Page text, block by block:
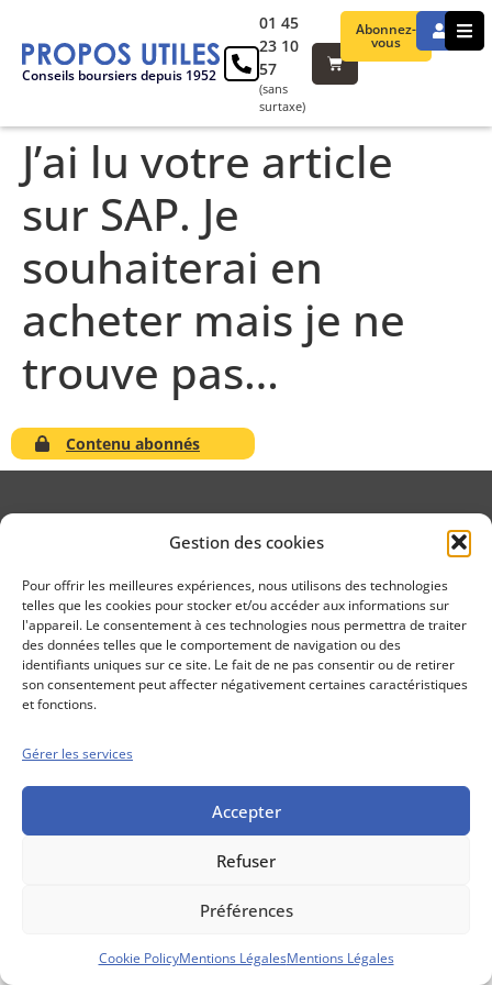
Gestion des cookies
Pour offrir les meilleures expériences, nous utilisons des technologies
telles que les cookies pour stocker et/ou accéder aux informations sur
l'appareil. Le consentement à ces technologies nous permettra de traiter
des données telles que le comportement de navigation ou des
identifiants uniques sur ce site. Le fait de ne pas consentir ou de retirer
son consentement peut affecter négativement certaines caractéristiques
et fonctions.
Gérer les services
Accepter
Refuser
Préférences
Cookie PolicyMentions LégalesMentions Légales
Conseils boursiers depuis 1952
Abonnez-
vous
01 45
23 10
57
(sans
surtaxe)
J’ai lu votre article
sur SAP. Je
souhaiterai en
acheter mais je ne
trouve pas…
Contenu abonnés
Conseils boursiers depuis 1952
Propos Utiles est
une publication
des Editions
Marigny
Mentions Légales
Politique cookie